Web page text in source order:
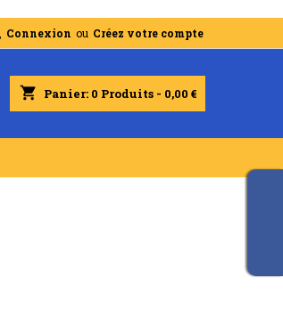
Connexion ou Créez votre compte
shopping_cart Panier: 0 Produits - 0,00 €